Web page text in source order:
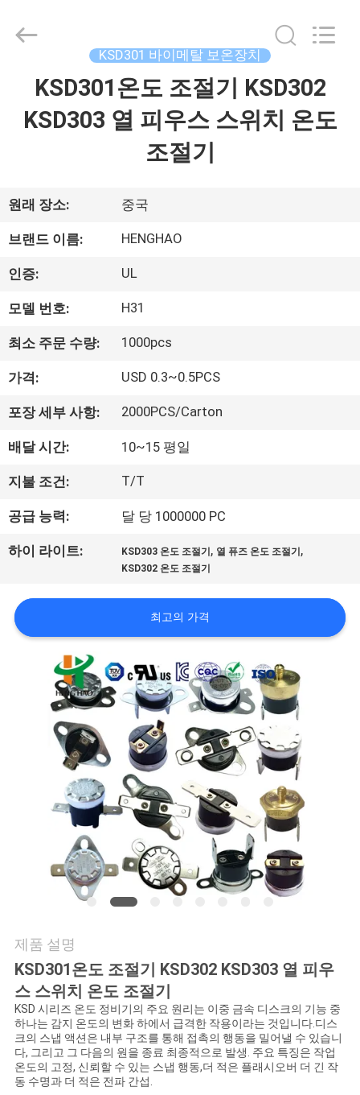
소
개
회
사
소
개
장
투
어
뉴
스
모
든
2026
KSD301 바이메탈 보온장치
KSD301온도 조절기 KSD302
KSD303 열 피우스 스위치 온도
조절기
원래 장소: 중국
브랜드 이름: HENGHAO
인증: UL
모델 번호: H31
최소 주문 수량: 1000pcs
가격: USD 0.3~0.5PCS
포장 세부 사항: 2000PCS/Carton
배달 시간: 10~15 평일
지불 조건: T/T
공급 능력: 달 당 1000000 PC
하이 라이트: KSD303 온도 조절기 , 열 퓨즈 온도 조절기 ,
KSD302 온도 조절기
최고의 가격
제품 설명
KSD301온도 조절기 KSD302 KSD303 열 피우
스 스위치 온도 조절기
KSD 시리즈 온도 정비기의 주요 원리는 이중 금속 디스크의 기능 중
하나는 감지 온도의 변화 하에서 급격한 작용이라는 것입니다.디스
크의 스냅 액션은 내부 구조를 통해 접촉의 행동을 밀어낼 수 있습니
다, 그리고 그 다음의 원을 종료 최종적으로 발생. 주요 특징은 작업
온도의 고정, 신뢰할 수 있는 스냅 행동,더 적은 플래시오버 더 긴 작
동 수명과 더 적은 전파 간섭.